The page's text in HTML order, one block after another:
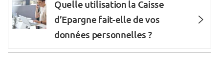
Quelle utilisation la Caisse
d’Epargne fait-elle de vos
données personnelles ?